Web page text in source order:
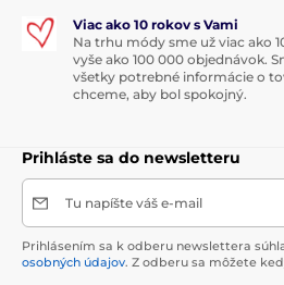
Viac ako 10 rokov s Vami
Na trhu módy sme už viac ako
vyše ako 100 000 objednávok.
všetky potrebné informácie o
chceme, aby bol spokojný.
Prihláste sa do newsletteru
Tu napíšte váš e-mail
Prihlásením sa k odberu newslettera
osobných údajov. Z odberu sa môžete